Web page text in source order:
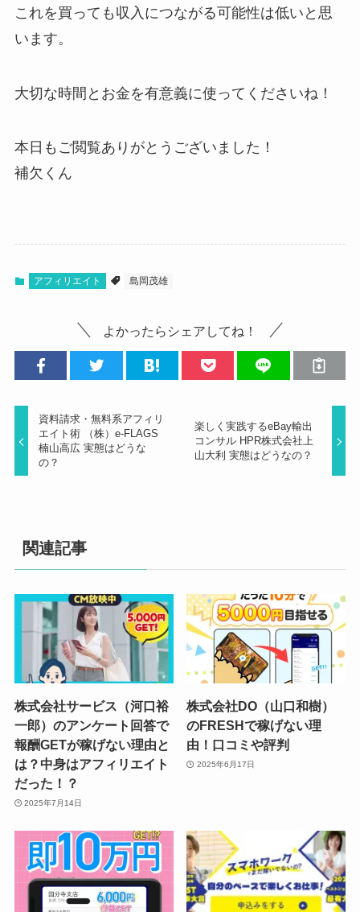
これを買っても収入につながる可能性は低いと思
います。
大切な時間とお金を有意義に使ってくださいね！
本日もご閲覧ありがとうございました！
補欠くん
アフィリエイト 島岡茂雄
よかったらシェアしてね！
資料請求・無料系アフィリ
エイト術 （株）e-FLAGS
楠山高広 実態はどうな
の？
楽しく実践するeBay輸出
コンサル HPR株式会社上
山大利 実態はどうなの？
関連記事
株式会社サービス（河口裕
一郎）のアンケート回答で
報酬GETが稼げない理由と
は？中身はアフィリエイト
だった！？
2025年7月14日
株式会社DO（山口和樹）
のFRESHで稼げない理
由！口コミや評判
2025年6月17日